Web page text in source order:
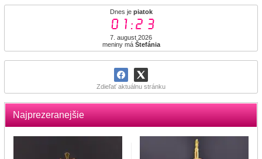
Dnes je piatok
01:23
7. august 2026
meniny má Štefánia
Zdieľať aktuálnu stránku
Najprezeranejšie